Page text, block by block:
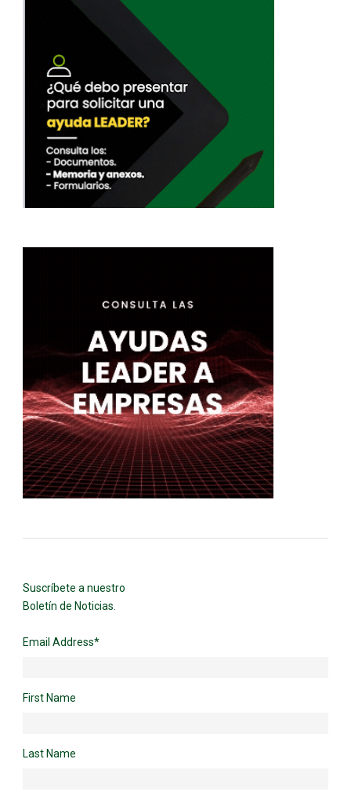
Suscríbete a nuestro
Boletín de Noticias.
Email Address*
First Name
Last Name